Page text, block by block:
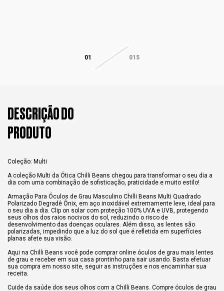
01 015
DESCRIÇÃO DO
PRODUTO
Coleção: Multi
A coleção Multi da Ótica Chilli Beans chegou para transformar o seu dia a
dia com uma combinação de sofisticação, praticidade e muito estilo!
Armação Para Óculos de Grau Masculino Chilli Beans Multi Quadrado
Polarizado Degradê Ônix, em aço inoxidável extremamente leve, ideal para
o seu dia a dia. Clip on solar com proteção 100% UVA e UVB, protegendo
seus olhos dos raios nocivos do sol, reduzindo o risco de
desenvolvimento das doenças oculares. Além disso, as lentes são
polarizadas, impedindo que a luz do sol que é refletida em superfícies
planas afete sua visão.
Aqui na Chilli Beans você pode comprar online óculos de grau mais lentes
de grau e receber em sua casa prontinho para sair usando. Basta efetuar
sua compra em nosso site, seguir as instruções e nos encaminhar sua
receita.
Cuide da saúde dos seus olhos com a Chilli Beans. Compre óculos de grau